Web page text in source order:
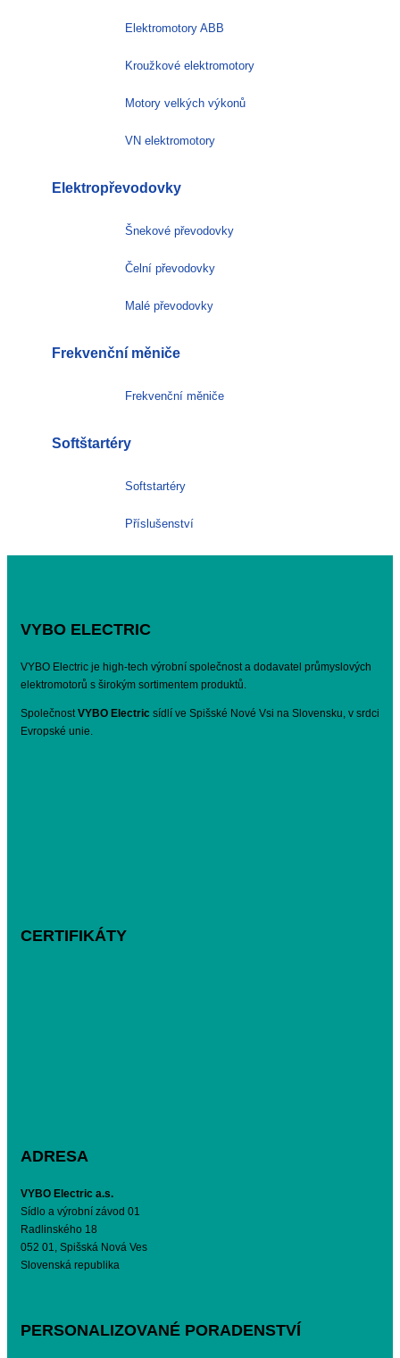
Elektromotory ABB
Kroužkové elektromotory
Motory velkých výkonů
VN elektromotory
Elektropřevodovky
Šnekové převodovky
Čelní převodovky
Malé převodovky
Frekvenční měniče
Frekvenční měniče
Softštartéry
Softstartéry
Příslušenství
VYBO ELECTRIC
VYBO Electric je high-tech výrobní společnost a dodavatel průmyslových
elektromotorů s širokým sortimentem produktů.
SpolečnostVYBO Electric sídlí ve Spišské Nové Vsi na Slovensku, v srdci
Evropské unie.
CERTIFIKÁTY
ADRESA
VYBO Electric a.s.
Sídlo a výrobní závod 01
Radlinského 18
052 01, Spišská Nová Ves
Slovenská republika
PERSONALIZOVANÉ PORADENSTVÍ